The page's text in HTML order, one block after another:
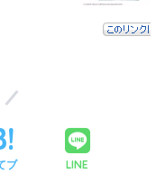
ブ LINE